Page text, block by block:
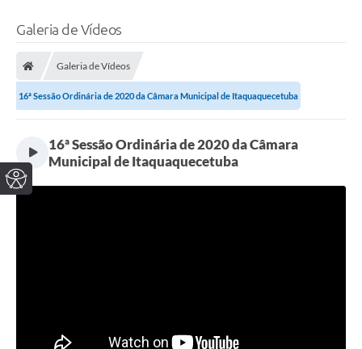
Galeria de Vídeos
Galeria de Vídeos
16ª Sessão Ordinária de 2020 da Câmara Municipal de Itaquaquecetuba
16ª Sessão Ordinária de 2020 da Câmara
Municipal de Itaquaquecetuba